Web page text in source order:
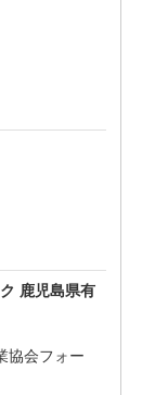
鹿児島県有
協会フォー